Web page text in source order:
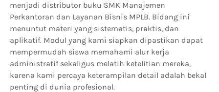
menjadi distributor buku SMK Manajemen
Perkantoran dan Layanan Bisnis MPLB. Bidang ini
menuntut materi yang sistematis, praktis, dan
aplikatif. Modul yang kami siapkan dipastikan dapat
mempermudah siswa memahami alur kerja
administratif sekaligus melatih ketelitian mereka,
karena kami percaya keterampilan detail adalah bekal
penting di dunia profesional.